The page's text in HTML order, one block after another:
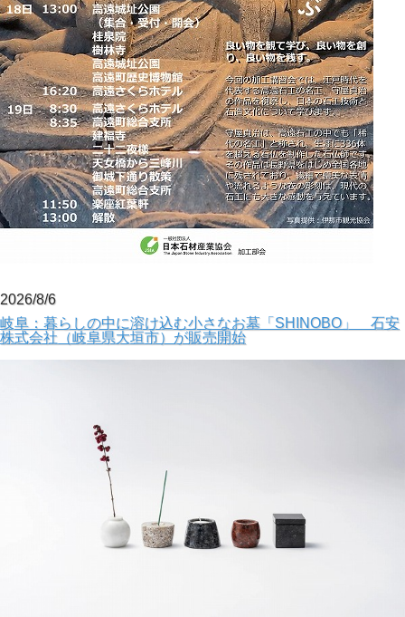
2026/8/6
岐阜：暮らしの中に溶け込む小さなお墓「SHINOBO」 石安
株式会社（岐阜県大垣市）が販売開始